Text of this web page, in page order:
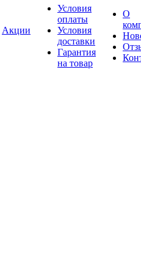
Акции
Условия
оплаты
Условия
доставки
Гарантия
на товар
О